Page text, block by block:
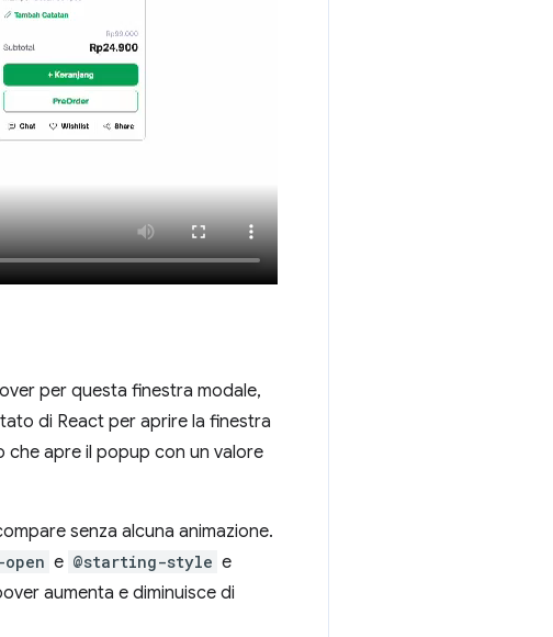
per questa finestra modale,
di React per aprire la finestra
che apre il popup con un valore
senza alcuna animazione.
e @starting-style e
aumenta e diminuisce di